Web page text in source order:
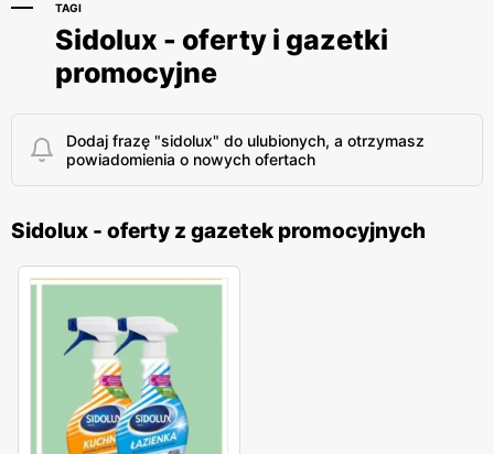
TAGI
Sidolux - oferty i gazetki
promocyjne
Dodaj frazę "sidolux" do ulubionych, a otrzymasz
powiadomienia o nowych ofertach
Sidolux - oferty z gazetek promocyjnych